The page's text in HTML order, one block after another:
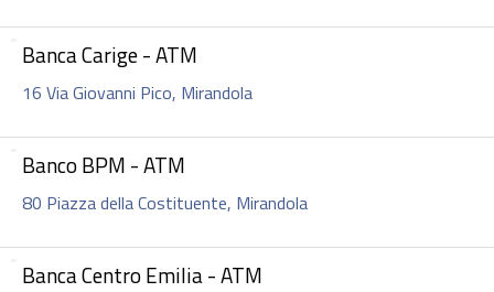
Banca Carige - ATM
16 Via Giovanni Pico, Mirandola
Banco BPM - ATM
80 Piazza della Costituente, Mirandola
Banca Centro Emilia - ATM